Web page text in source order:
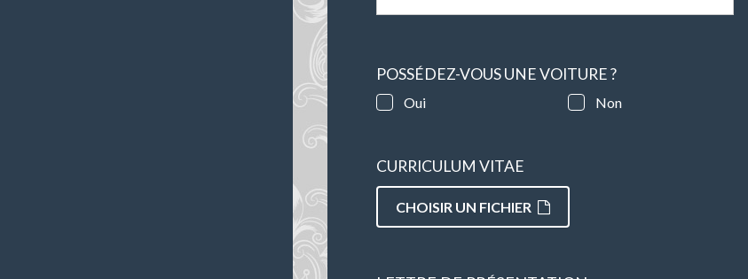
POSSÉDEZ-VOUS UNE VOITURE ?
Oui Non
CURRICULUM VITAE
CHOISIR UN FICHIER